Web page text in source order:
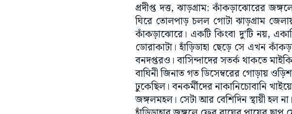
প্রদীপ্ত দত্ত, ঝাড়গ্ৰাম: কাঁকড়াঝোরের
ঘিরে তোলপাড় চলল গোটা ঝাড়গ্রাম
কাঁকড়াঝোরে। একটি কিংবা দু’টি নয়,
ডোরাকাটা। হাঁড়িডাহা ছেড়ে সে এখন
বনদপ্তরও। বাসিন্দাদের সতর্ক থাকতে
বাঘিনী জিনাত গত ডিসেম্বরের গোড়ায়
ঢুকেছিল। বনকর্মীদের নাকানিচোবানি
জঙ্গলমহল। সেটা আর বেশিদিন স্থায়ী হল